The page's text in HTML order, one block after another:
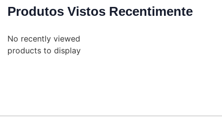
Produtos Vistos Recentimente
No recently viewed
products to display